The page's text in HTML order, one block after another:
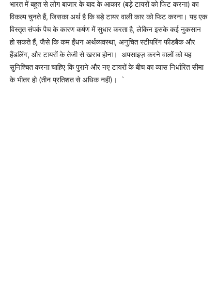
भारत में बहुत से लोग बाजार के बाद के आकार (बड़े टायरों को फिट करना) का
विकल्प चुनते हैं, जिसका अर्थ है कि बड़े टायर वाली कार को फिट करना। यह एक
विस्तृत संपर्क पैच के कारण कर्षण में सुधार करता है, लेकिन इसके कई नुकसान
हो सकते हैं, जैसे कि कम ईंधन अर्थव्यवस्था, अनुचित स्टीयरिंग फीडबैक और
हैंडलिंग, और टायरों के तेजी से खराब होना। अपसाइज़ करने वालों को यह
सुनिश्चित करना चाहिए कि पुराने और नए टायरों के बीच का व्यास निर्धारित सीमा
के भीतर हो (तीन प्रतिशत से अधिक नहीं)। `